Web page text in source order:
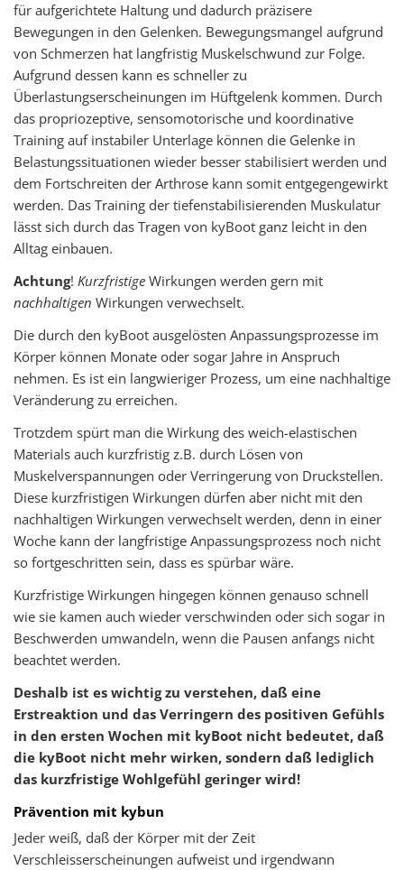
für aufgerichtete Haltung und dadurch präzisere
Bewegungen in den Gelenken. Bewegungsmangel aufgrund
von Schmerzen hat langfristig Muskelschwund zur Folge.
Aufgrund dessen kann es schneller zu
Überlastungserscheinungen im Hüftgelenk kommen. Durch
das propriozeptive, sensomotorische und koordinative
Training auf instabiler Unterlage können die Gelenke in
Belastungssituationen wieder besser stabilisiert werden und
dem Fortschreiten der Arthrose kann somit entgegengewirkt
werden. Das Training der tiefenstabilisierenden Muskulatur
lässt sich durch das Tragen von kyBoot ganz leicht in den
Alltag einbauen.
Achtung! Kurzfristige Wirkungen werden gern mit
nachhaltigen Wirkungen verwechselt.
Die durch den kyBoot ausgelösten Anpassungsprozesse im
Körper können Monate oder sogar Jahre in Anspruch
nehmen. Es ist ein langwieriger Prozess, um eine nachhaltige
Veränderung zu erreichen.
Trotzdem spürt man die Wirkung des weich-elastischen
Materials auch kurzfristig z.B. durch Lösen von
Muskelverspannungen oder Verringerung von Druckstellen.
Diese kurzfristigen Wirkungen dürfen aber nicht mit den
nachhaltigen Wirkungen verwechselt werden, denn in einer
Woche kann der langfristige Anpassungsprozess noch nicht
so fortgeschritten sein, dass es spürbar wäre.
Kurzfristige Wirkungen hingegen können genauso schnell
wie sie kamen auch wieder verschwinden oder sich sogar in
Beschwerden umwandeln, wenn die Pausen anfangs nicht
beachtet werden.
Deshalb ist es wichtig zu verstehen, daß eine
Erstreaktion und das Verringern des positiven Gefühls
in den ersten Wochen mit kyBoot nicht bedeutet, daß
die kyBoot nicht mehr wirken, sondern daß lediglich
das kurzfristige Wohlgefühl geringer wird!
Prävention mit kybun
Jeder weiß, daß der Körper mit der Zeit
Verschleisserscheinungen aufweist und irgendwann